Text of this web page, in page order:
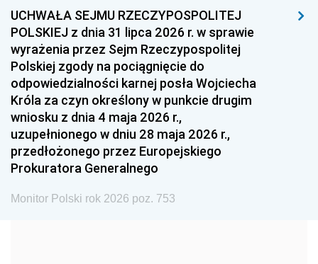
1996 1995 1994
1993 1992 1991
1990 1989
1987 1986 1985
1984 1983
1981 1980 1979
1978 1977
1975 1974
UCHWAŁA SEJMU RZECZYPOSPOLITEJ
POLSKIEJ z dnia 31 lipca 2026 r. w sprawie
wyrażenia przez Sejm Rzeczypospolitej
Polskiej zgody na pociągnięcie do
odpowiedzialności karnej posła Wojciecha
Króla za czyn określony w punkcie drugim
wniosku z dnia 4 maja 2026 r.,
uzupełnionego w dniu 28 maja 2026 r.,
przedłożonego przez Europejskiego
Prokuratora Generalnego
Monitor Polski rok 2026 poz. 753